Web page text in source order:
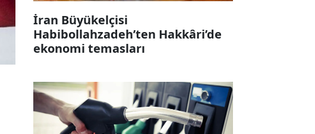
İran Büyükelçisi
Habibollahzadeh’ten Hakkâri’de
ekonomi temasları